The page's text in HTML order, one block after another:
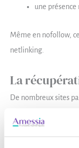
une
Même en nofollow,
netlinking.
La
De nombreux sites